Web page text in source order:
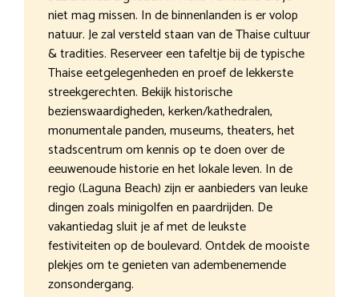
niet mag missen. In de binnenlanden is er volop
natuur. Je zal versteld staan van de Thaise cultuur
& tradities. Reserveer een tafeltje bij de typische
Thaise eetgelegenheden en proef de lekkerste
streekgerechten. Bekijk historische
bezienswaardigheden, kerken/kathedralen,
monumentale panden, museums, theaters, het
stadscentrum om kennis op te doen over de
eeuwenoude historie en het lokale leven. In de
regio (Laguna Beach) zijn er aanbieders van leuke
dingen zoals minigolfen en paardrijden. De
vakantiedag sluit je af met de leukste
festiviteiten op de boulevard. Ontdek de mooiste
plekjes om te genieten van adembenemende
zonsondergang.